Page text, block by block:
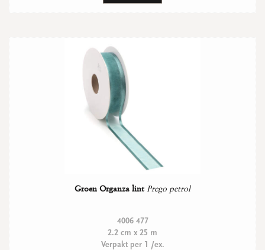
Groen Organza lint Prego petrol
4006 477
2.2 cm x 25 m
Verpakt per 1 /ex.